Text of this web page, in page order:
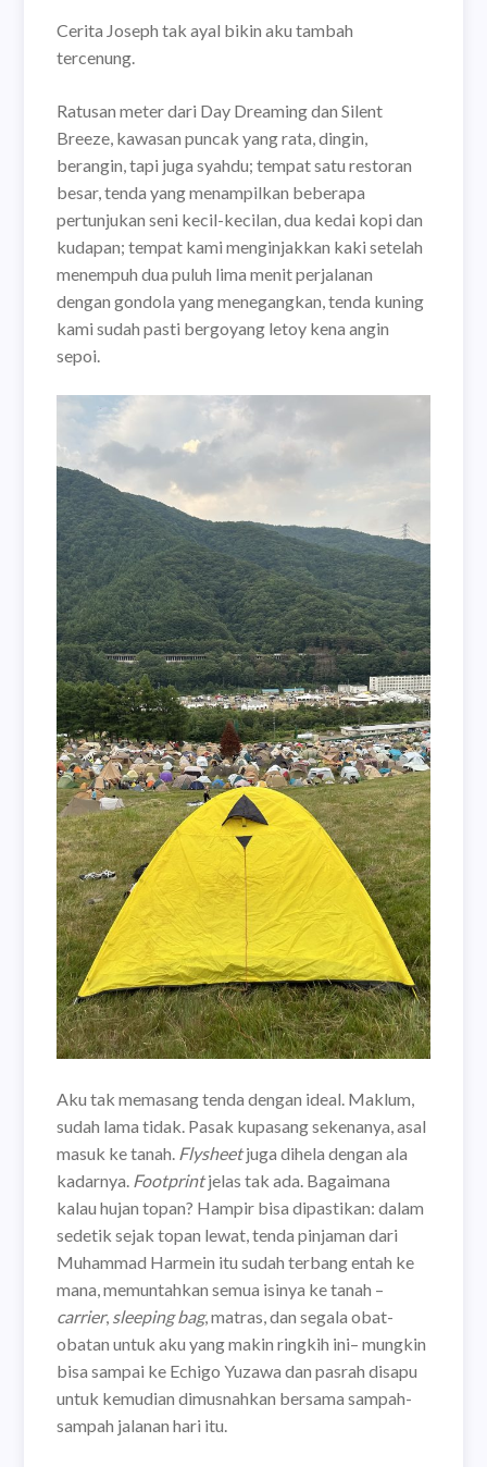
Cerita Joseph tak ayal bikin aku tambah
tercenung.
Ratusan meter dari Day Dreaming dan Silent
Breeze, kawasan puncak yang rata, dingin,
berangin, tapi juga syahdu; tempat satu restoran
besar, tenda yang menampilkan beberapa
pertunjukan seni kecil-kecilan, dua kedai kopi dan
kudapan; tempat kami menginjakkan kaki setelah
menempuh dua puluh lima menit perjalanan
dengan gondola yang menegangkan, tenda kuning
kami sudah pasti bergoyang letoy kena angin
sepoi.
Aku tak memasang tenda dengan ideal. Maklum,
sudah lama tidak. Pasak kupasang sekenanya, asal
masuk ke tanah. Flysheetjuga dihela dengan ala
kadarnya. Footprintjelas tak ada. Bagaimana
kalau hujan topan? Hampir bisa dipastikan: dalam
sedetik sejak topan lewat, tenda pinjaman dari
Muhammad Harmein itu sudah terbang entah ke
mana, memuntahkan semua isinya ke tanah –
carrier, sleeping bag, matras, dan segala obat-
obatan untuk aku yang makin ringkih ini– mungkin
bisa sampai ke Echigo Yuzawa dan pasrah disapu
untuk kemudian dimusnahkan bersama sampah-
sampah jalanan hari itu.